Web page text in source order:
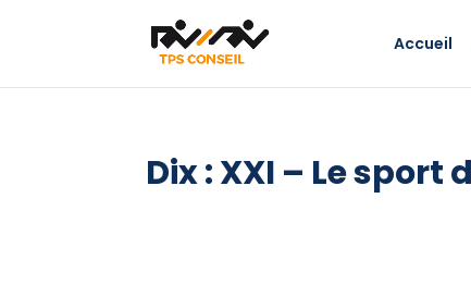
Accueil
Dix : XXI – Le sport